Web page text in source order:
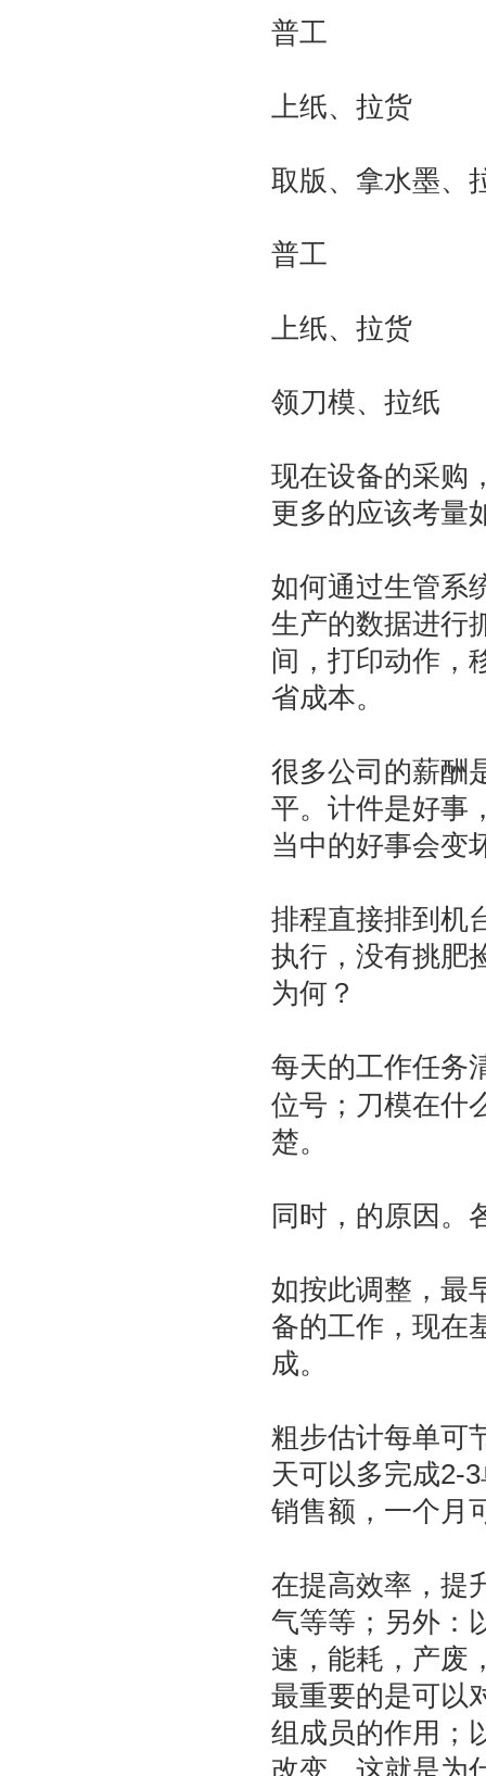
普工
上纸、拉货
取版、拿水墨、
普工
上纸、拉货
领刀模、拉纸
现在设备的采购
更多的应该考量
如何通过生管系
生产的数据进行
间，打印动作，
省成本。
很多公司的薪酬
平。计件是好事
当中的好事会变
排程直接排到机
执行，没有挑肥
为何？
每天的工作任务
位号；刀模在什
楚。
同时，的原因。
如按此调整，最
备的工作，现在
成。
粗步估计每单可
天可以多完成2-
销售额，一个月
在提高效率，提
气等等；另外：
速，能耗，产废
最重要的是可以
组成员的作用；
改变，这就是为